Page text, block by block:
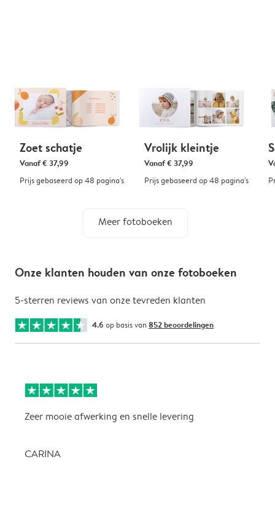
Zoet schatje
Vanaf€ 37,99
Prijs gebaseerd op 48 pagina's
Vrolijk kleintje
Vanaf€ 37,99
Prijs gebaseerd op 48 pagina's
Meer fotoboeken
Onze klanten houden van onze fotoboeken
5-sterren reviews van onze tevreden klanten
4.6 op basis van 852 beoordelingen
Zeer mooie afwerking en snelle levering
CARINA